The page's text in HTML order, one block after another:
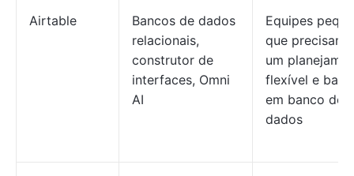
Airtable
Bancos de dados
relacionais,
construtor de
interfaces, Omni
AI
Equipes
que precisam
um
flexível e
em banco de
dados